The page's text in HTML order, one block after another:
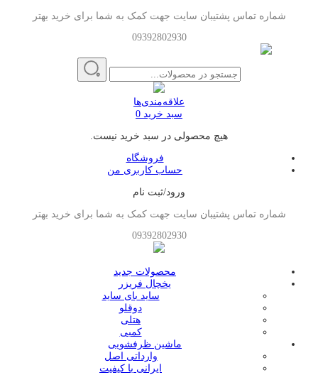
شماره تماس پشتیبان سایت جهت کمک به شما برای خرید بهتر
09392802930
علاقه‌مندی‌ها
سبد خرید 0
هیچ محصولی در سبد خرید نیست.
فروشگاه
حساب کاربری من
ورود/ثبت نام
شماره تماس پشتیبان سایت جهت کمک به شما برای خرید بهتر
09392802930
محصولات جدید
یخچال فریزر
ساید بای ساید
دوقلو
هتلی
کمبی
ماشین ظرفشویی
وارداتی اصل
ایرانی با کیفیت